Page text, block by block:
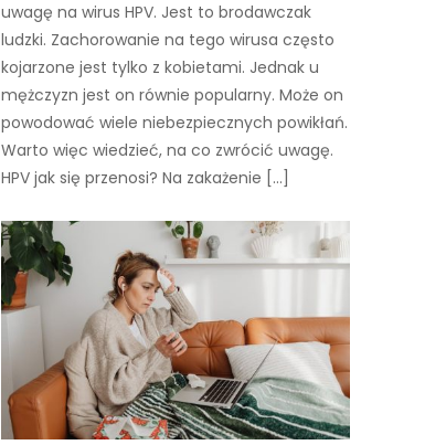
uwagę na wirus HPV. Jest to brodawczak
ludzki. Zachorowanie na tego wirusa często
kojarzone jest tylko z kobietami. Jednak u
mężczyzn jest on równie popularny. Może on
powodować wiele niebezpiecznych powikłań.
Warto więc wiedzieć, na co zwrócić uwagę.
HPV jak się przenosi? Na zakażenie […]